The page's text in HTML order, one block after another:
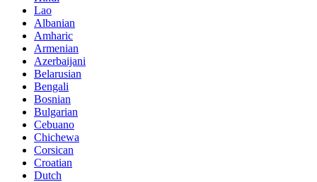
Lao
Albanian
Amharic
Armenian
Azerbaijani
Belarusian
Bengali
Bosnian
Bulgarian
Cebuano
Chichewa
Corsican
Croatian
Dutch